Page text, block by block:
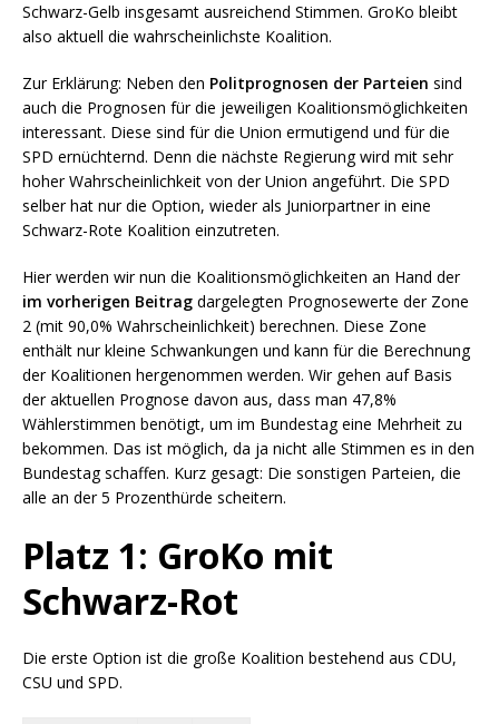
Schwarz-Gelb insgesamt ausreichend Stimmen. GroKo bleibt
also aktuell die wahrscheinlichste Koalition.
Zur Erklärung: Neben den Politprognosen der Parteien sind
auch die Prognosen für die jeweiligen Koalitionsmöglichkeiten
interessant. Diese sind für die Union ermutigend und für die
SPD ernüchternd. Denn die nächste Regierung wird mit sehr
hoher Wahrscheinlichkeit von der Union angeführt. Die SPD
selber hat nur die Option, wieder als Juniorpartner in eine
Schwarz-Rote Koalition einzutreten.
Hier werden wir nun die Koalitionsmöglichkeiten an Hand der
im vorherigen Beitrag dargelegten Prognosewerte der Zone
2 (mit 90,0% Wahrscheinlichkeit) berechnen. Diese Zone
enthält nur kleine Schwankungen und kann für die Berechnung
der Koalitionen hergenommen werden. Wir gehen auf Basis
der aktuellen Prognose davon aus, dass man 47,8%
Wählerstimmen benötigt, um im Bundestag eine Mehrheit zu
bekommen. Das ist möglich, da ja nicht alle Stimmen es in den
Bundestag schaffen. Kurz gesagt: Die sonstigen Parteien, die
alle an der 5 Prozenthürde scheitern.
Platz 1: GroKo mit
Schwarz-Rot
Die erste Option ist die große Koalition bestehend aus CDU,
CSU und SPD.